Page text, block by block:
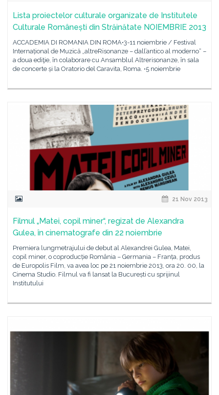
Lista proiectelor culturale organizate de Institutele
Culturale Românești din Străinătate NOIEMBRIE 2013
ACCADEMIA DI ROMANIA DIN ROMA•3-11 noiembrie / Festival
Internațional de Muzică „altreRisonanze – dall’antico al moderno“ –
a doua ediţie, în colaborare cu Ansamblul Altrerisonanze, în sala
de concerte și la Oratorio del Caravita, Roma. •5 noiembrie
21 Nov 2013
Filmul „Matei, copil miner“, regizat de Alexandra
Gulea, în cinematografe din 22 noiembrie
Premiera lungmetrajului de debut al Alexandrei Gulea, Matei,
copil miner, o coproducție România – Germania – Franța, produs
de Europolis Film, va avea loc pe 21 noiembrie 2013, ora 20. 00, la
Cinema Studio. Filmul va fi lansat la București cu sprijinul
Institutului